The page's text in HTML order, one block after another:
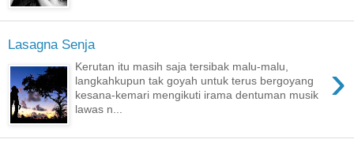
Lasagna Senja
›
Kerutan itu masih saja tersibak malu-malu,
langkahkupun tak goyah untuk terus bergoyang
kesana-kemari mengikuti irama dentuman musik
lawas n...